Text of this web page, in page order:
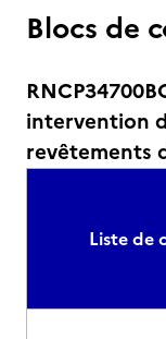
Blocs de
intervention
revêtements
Liste de